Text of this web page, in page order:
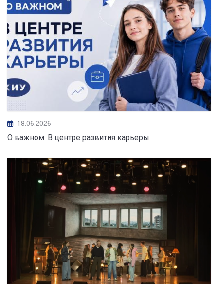
18.06.2026
О важном: В центре развития карьеры